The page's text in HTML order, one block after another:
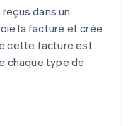
dans un
la facture et crée
cette facture est
chaque type de